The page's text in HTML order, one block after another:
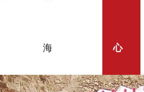
海 心